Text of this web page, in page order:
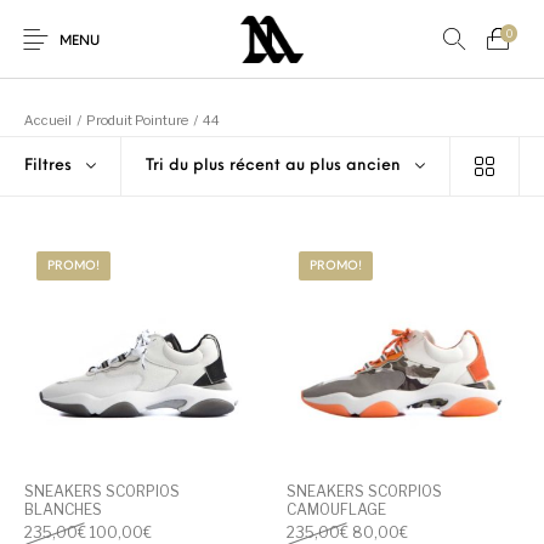
MENU
0
Promo
Sneakers Vêtements
Accueil / Produit Pointure / 44
Filtres Tri du plus récent au plus ancien
PROMO!
SNEAKERS SCORPIOS
BLANCHES
235,00€ Le prix initial était : 235,00€.
100,00€Le prix actuel est : 100,00€.
PROMO!
SNEAKERS SCORPIOS
CAMOUFLAGE
235,00€ Le prix initial était :
80,00€Le prix actuel est :